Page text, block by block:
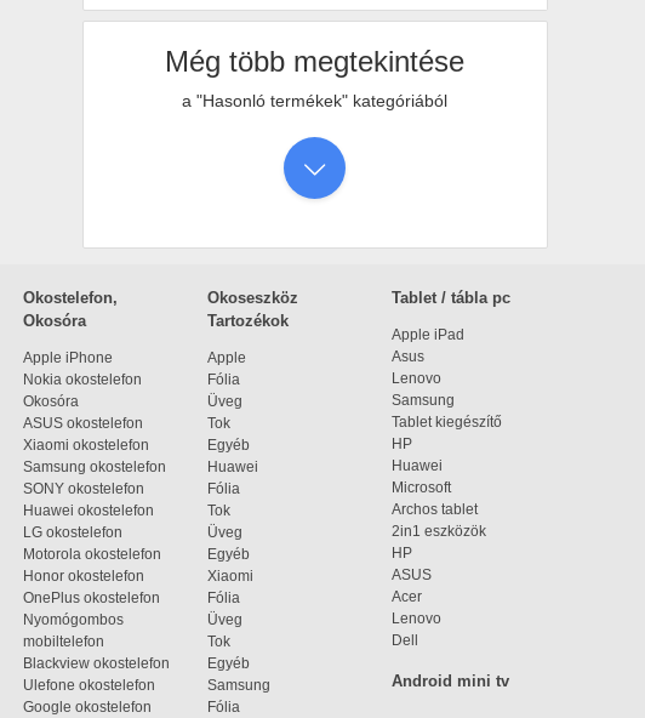
Még több megtekintése
a "Hasonló termékek" kategóriából
Okostelefon,
Okosóra
Apple iPhone
Nokia okostelefon
Okosóra
ASUS okostelefon
Xiaomi okostelefon
Samsung okostelefon
SONY okostelefon
Huawei okostelefon
LG okostelefon
Motorola okostelefon
Honor okostelefon
OnePlus okostelefon
Nyomógombos
mobiltelefon
Blackview okostelefon
Ulefone okostelefon
Google okostelefon
Okoseszköz
Tartozékok
Apple
Fólia
Üveg
Tok
Egyéb
Huawei
Fólia
Tok
Üveg
Egyéb
Xiaomi
Fólia
Üveg
Tok
Egyéb
Samsung
Fólia
Tablet / tábla pc
Apple iPad
Asus
Lenovo
Samsung
Tablet kiegészítő
HP
Huawei
Microsoft
Archos tablet
2in1 eszközök
HP
ASUS
Acer
Lenovo
Dell
Android mini tv